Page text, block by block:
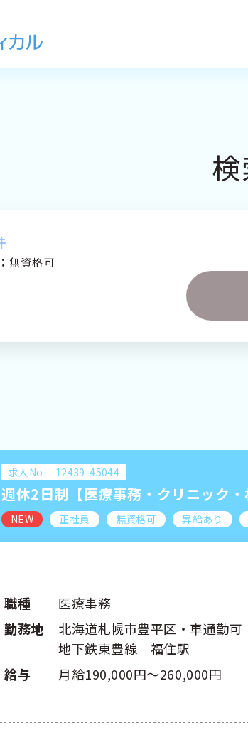
エリア
エリア
無資格可
求人No 12439-45044
週休2日制【医療事務・クリニック
NEW 正社員 無資格可 昇給あり
職種
医療事務
勤務地
北海道札幌市豊平区・車通勤可
地下鉄東豊線 福住駅
給与
月給190,000円～260,000円